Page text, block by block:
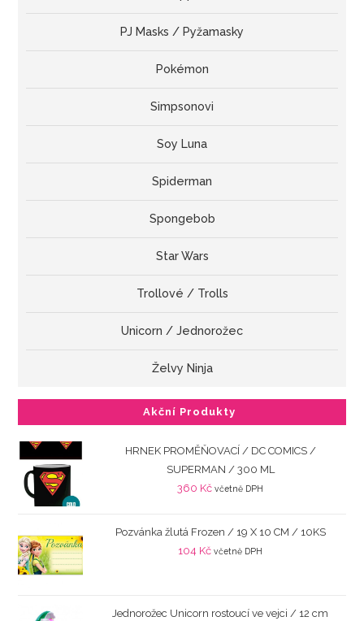
PJ Masks / Pyžamasky
Pokémon
Simpsonovi
Soy Luna
Spiderman
Spongebob
Star Wars
Trollové / Trolls
Unicorn / Jednorožec
Želvy Ninja
Akční Produkty
HRNEK PROMĚŇOVACÍ / DC COMICS /
SUPERMAN / 300 ML
360 Kč včetně DPH
Pozvánka žlutá Frozen / 19 X 10 CM / 10KS
104 Kč včetně DPH
Jednorožec Unicorn rostoucí ve vejci / 12 cm